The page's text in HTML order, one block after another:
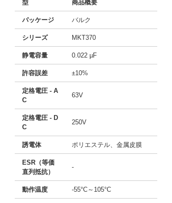
型 商品概要
パッケージ バルク
シリーズ MKT370
静電容量 0.022 µF
許容誤差 ±10%
定格電圧 - A
C
63V
定格電圧 - D
C
250V
誘電体 ポリエステル、金属皮膜
ESR（等価
直列抵抗）
-
動作温度 -55°C～105°C